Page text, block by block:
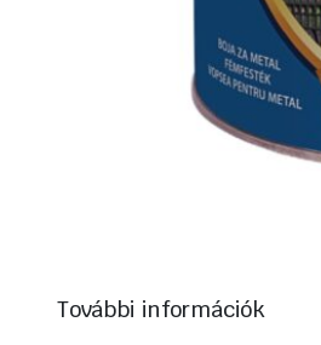
További információk